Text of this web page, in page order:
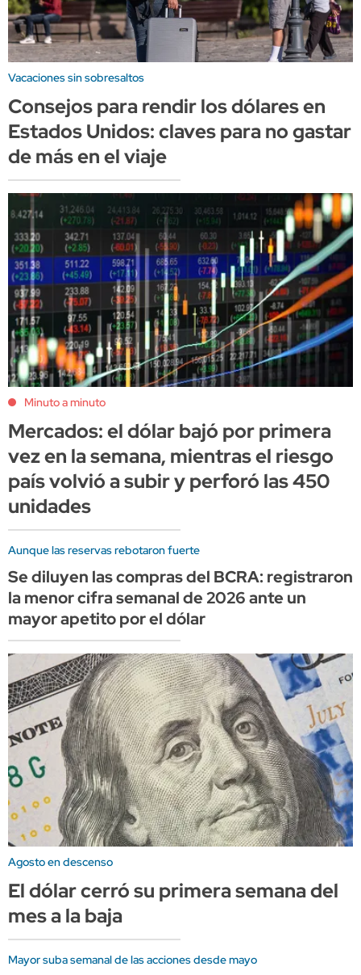
Vacaciones sin sobresaltos
Consejos para rendir los dólares en
Estados Unidos: claves para no gastar
de más en el viaje
Minuto a minuto
Mercados: el dólar bajó por primera
vez en la semana, mientras el riesgo
país volvió a subir y perforó las 450
unidades
Aunque las reservas rebotaron fuerte
Se diluyen las compras del BCRA: registraron
la menor cifra semanal de 2026 ante un
mayor apetito por el dólar
Agosto en descenso
El dólar cerró su primera semana del
mes a la baja
Mayor suba semanal de las acciones desde mayo